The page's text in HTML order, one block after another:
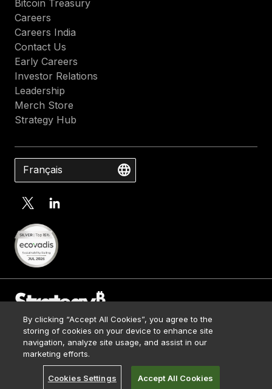
Bitcoin Treasury
Careers
Careers India
Contact Us
Early Careers
Investor Relations
Leadership
Merch Store
Strategy Hub
Français
© 2026 Strategy. All Rights Reserved.
Contact Us
Media Kit
Terms of Use
Privacy Policy
By clicking “Accept All Cookies”, you agree to the
storing of cookies on your device to enhance site
navigation, analyze site usage, and assist in our
marketing efforts.
Cookies Settings Accept All Cookies